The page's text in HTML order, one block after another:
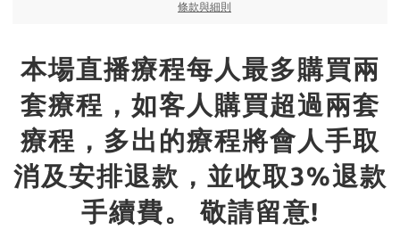
條款與細則
本場直播療程每人最多購買兩
套療程，如客人購買超過兩套
療程，多出的療程將會人手取
消及安排退款，並收取3%退款
手續費。 敬請留意!